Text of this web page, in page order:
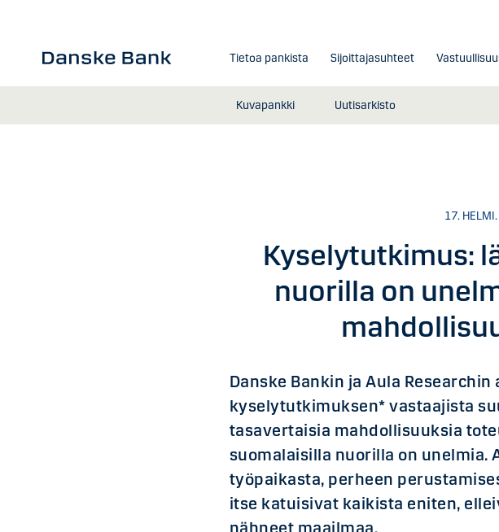
Tietoa pankista Sijoittajasuhteet
Kuvapankki Uutisarkisto
17.
Kyselytutkimus:
nuorilla on
Danske Bankin ja Aula
kyselytutkimuksen* vastaajista
tasavertaisia mahdollisuuksia
suomalaisilla nuorilla on unelmia.
työpaikasta, perheen
itse katuisivat kaikista eniten,
nähneet maailmaa.